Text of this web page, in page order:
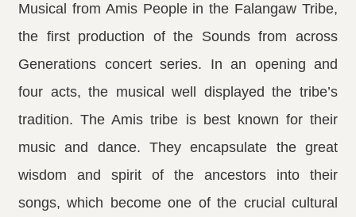
Musical from Amis People in the Falangaw Tribe,
the first production of the Sounds from across
Generations concert series. In an opening and
four acts, the musical well displayed the tribe’s
tradition. The Amis tribe is best known for their
music and dance. They encapsulate the great
wisdom and spirit of the ancestors into their
songs, which become one of the crucial cultural